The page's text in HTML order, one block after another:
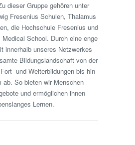
dieser Gruppe gehören unter
Fresenius Schulen, Thalamus
die Hochschule Fresenius und
School. Durch eine enge
innerhalb unseres Netzwerkes
Bildungslandschaft von der
und Weiterbildungen bis hin
ab. So bieten wir Menschen
und ermöglichen ihnen
Lernen.